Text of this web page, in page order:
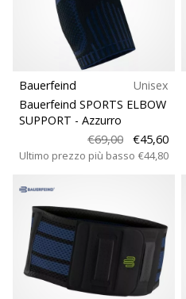
Scopri
da
pallamano
PUMA
NITRO
5!
Conosci
gli
aggiornamenti
tecnici
e
Vestibilità
Funzione
Sport
Bauerfeind
Unisex
Bauerfeind SPORTS ELBOW
SUPPORT - Azzurro
€69,00
€45,60
Ultimo prezzo più basso €44,80